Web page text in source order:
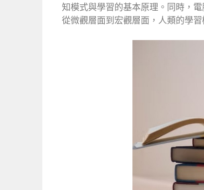
知模式與學習的基本原理。同時，
從微觀層面到宏觀層面，人類的學